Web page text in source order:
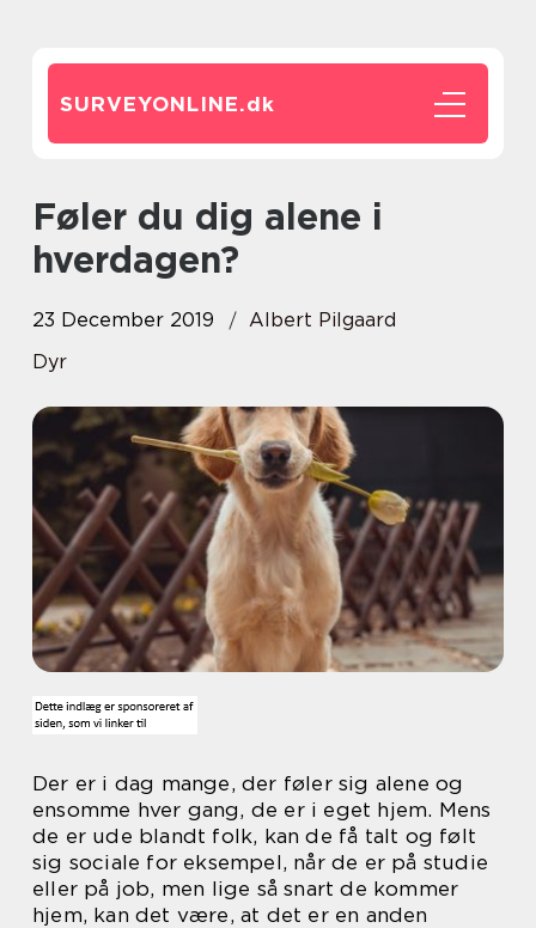
SURVEYONLINE.dk
Føler du dig alene i
hverdagen?
23 December 2019
Albert Pilgaard
Dyr
Der er i dag mange, der føler sig alene og
ensomme hver gang, de er i eget hjem. Mens
de er ude blandt folk, kan de få talt og følt
sig sociale for eksempel, når de er på studie
eller på job, men lige så snart de kommer
hjem, kan det være, at det er en anden